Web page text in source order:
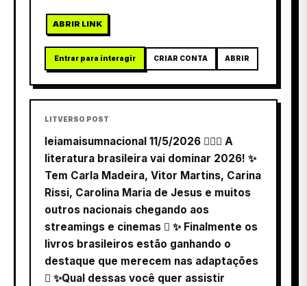
ABRIR LINK
Entrar para interagir CRIAR CONTA ABRIR
LITVERSO POST
leiamaisumnacional 11/5/2026  A
literatura brasileira vai dominar 2026! ✨
Tem Carla Madeira, Vitor Martins, Carina
Rissi, Carolina Maria de Jesus e muitos
outros nacionais chegando aos
streamings e cinemas  ✨ Finalmente os
livros brasileiros estão ganhando o
destaque que merecem nas adaptações
 ✨Qual dessas você quer assistir